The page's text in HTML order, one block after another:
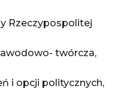
Rzeczypospolitej
twórcza,
i opcji politycznych,